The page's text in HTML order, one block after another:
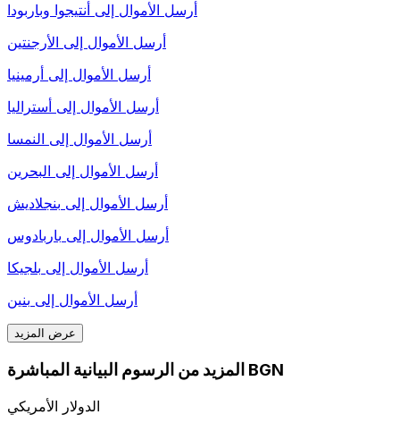
أرسل الأموال إلى أنتيجوا وباربودا
أرسل الأموال إلى الأرجنتين
أرسل الأموال إلى أرمينيا
أرسل الأموال إلى أستراليا
أرسل الأموال إلى النمسا
أرسل الأموال إلى البحرين
أرسل الأموال إلى بنجلاديش
أرسل الأموال إلى باربادوس
أرسل الأموال إلى بلجيكا
أرسل الأموال إلى بنين
عرض المزيد
المزيد من الرسوم البيانية المباشرة BGN
الدولار الأمريكي